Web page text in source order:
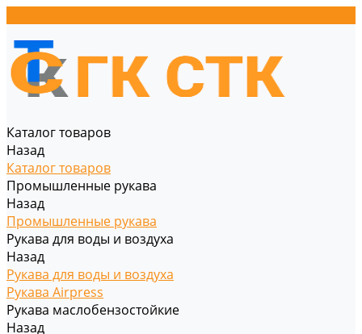
Каталог товаров
Назад
Каталог товаров
Промышленные рукава
Назад
Промышленные рукава
Рукава для воды и воздуха
Назад
Рукава для воды и воздуха
Рукава Airpress
Рукава маслобензостойкие
Назад